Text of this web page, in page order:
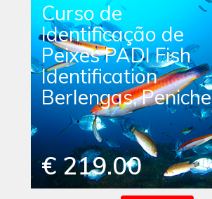
Curso de
Identificação de
Peixes PADI Fish
Identification
Berlengas, Peniche
€ 219.00